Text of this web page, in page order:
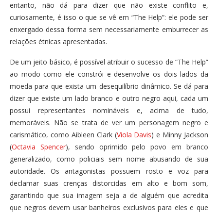
entanto, não dá para dizer que não existe conflito e,
curiosamente, é isso o que se vê em “The Help”: ele pode ser
enxergado dessa forma sem necessariamente emburrecer as
relações étnicas apresentadas.
De um jeito básico, é possível atribuir o sucesso de “The Help”
ao modo como ele constrói e desenvolve os dois lados da
moeda para que exista um desequilíbrio dinâmico. Se dá para
dizer que existe um lado branco e outro negro aqui, cada um
possui representantes nomináveis e, acima de tudo,
memoráveis. Não se trata de ver um personagem negro e
carismático, como Aibleen Clark (Viola Davis) e Minny Jackson
(Octavia Spencer), sendo oprimido pelo povo em branco
generalizado, como policiais sem nome abusando de sua
autoridade. Os antagonistas possuem rosto e voz para
declamar suas crenças distorcidas em alto e bom som,
garantindo que sua imagem seja a de alguém que acredita
que negros devem usar banheiros exclusivos para eles e que